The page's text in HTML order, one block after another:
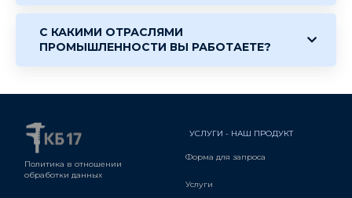
С КАКИМИ ОТРАСЛЯМИ
ПРОМЫШЛЕННОСТИ ВЫ РАБОТАЕТЕ?
Политика в отношении
обработки данных
УСЛУГИ - НАШ ПРОДУКТ
Форма для запроса
Услуги